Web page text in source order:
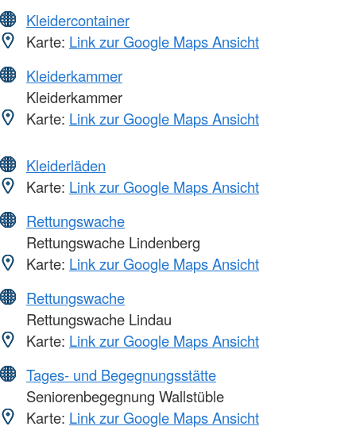
Kleidercontainer
Karte: Link zur Google Maps Ansicht
Kleiderkammer
Kleiderkammer
Karte: Link zur Google Maps Ansicht
Kleiderläden
Karte: Link zur Google Maps Ansicht
Rettungswache
Rettungswache Lindenberg
Karte: Link zur Google Maps Ansicht
Rettungswache
Rettungswache Lindau
Karte: Link zur Google Maps Ansicht
Tages- und Begegnungsstätte
Seniorenbegegnung Wallstüble
Karte: Link zur Google Maps Ansicht